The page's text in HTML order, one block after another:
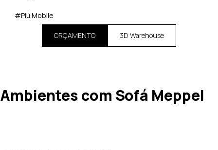
#Più Mobile
ORÇAMENTO 3D Warehouse
Ambientes com Sofá Meppel